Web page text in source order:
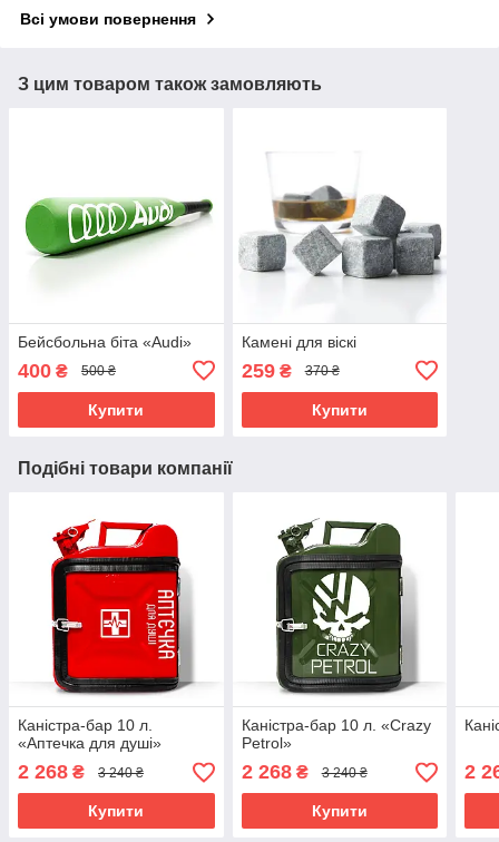
Всі умови повернення
З цим товаром також замовляють
Бейсбольна біта «Audi»
400 ₴ 500 ₴
Купити
Камені для віскі
259₴ 370 ₴
Купити
Подібні товари компанії
Каністра-бар 10 л.
«Аптечка для душі»
2 268 ₴ 3 240 ₴
Купити
Каністра-бар 10 л. «Crazy
Petrol»
2 268₴ 3 240 ₴
Купити
2